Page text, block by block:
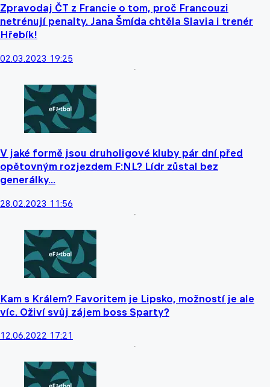
Zpravodaj ČT z Francie o tom, proč Francouzi
netrénují penalty. Jana Šmída chtěla Slavia i trenér
Hřebík!
02.03.2023 19:25
V jaké formě jsou druholigové kluby pár dní před
opětovným rozjezdem F:NL? Lídr zůstal bez
generálky...
28.02.2023 11:56
Kam s Králem? Favoritem je Lipsko, možností je ale
víc. Oživí svůj zájem boss Sparty?
12.06.2022 17:21